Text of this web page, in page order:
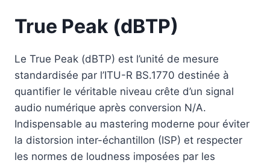
True Peak (dBTP)
Le True Peak (dBTP) est l’unité de mesure
standardisée par l’ITU-R BS.1770 destinée à
quantifier le véritable niveau crête d’un signal
audio numérique après conversion N/A.
Indispensable au mastering moderne pour éviter
la distorsion inter-échantillon (ISP) et respecter
les normes de loudness imposées par les